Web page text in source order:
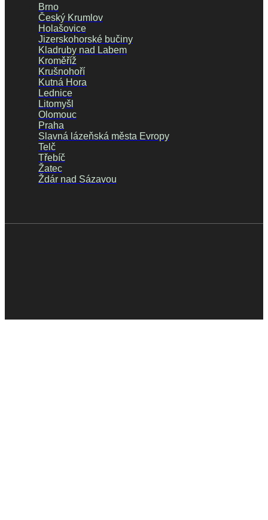
Brno
Český Krumlov
Holašovice
Jizerskohorské bučiny
Kladruby nad Labem
Kroměříž
Krušnohoří
Kutná Hora
Lednice
Litomyšl
Olomouc
Praha
Slavná lázeňská města Evropy
Telč
Třebíč
Žatec
Ždár nad Sázavou